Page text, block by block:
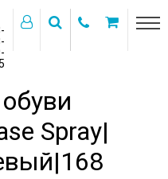
Spray|